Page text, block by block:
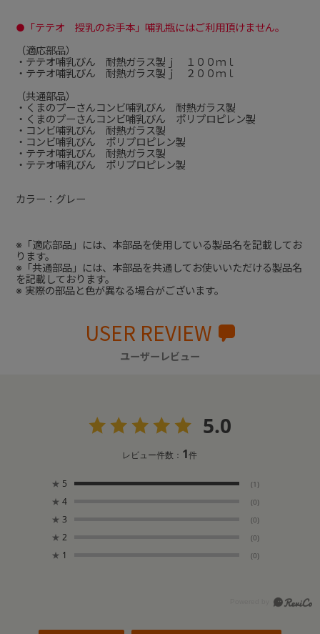
●「テテオ 授乳のお手本」哺乳瓶にはご利用頂けません。
（適応部品）
・テテオ哺乳びん 耐熱ガラス製ｊ １００ｍｌ
・テテオ哺乳びん 耐熱ガラス製ｊ ２００ｍｌ
（共通部品）
・くまのプーさんコンビ哺乳びん 耐熱ガラス製
・くまのプーさんコンビ哺乳びん ポリプロピレン製
・コンビ哺乳びん 耐熱ガラス製
・コンビ哺乳びん ポリプロピレン製
・テテオ哺乳びん 耐熱ガラス製
・テテオ哺乳びん ポリプロピレン製
カラー：グレー
※「適応部品」には、本部品を使用している製品名を記載してお
ります。
※「共通部品」には、本部品を共通してお使いいただける製品名
を記載しております。
※ 実際の部品と色が異なる場合がございます。
USER REVIEW
ユーザーレビュー
5.0
レビュー件数： 1件
★ 5 (1)
★ 4 (0)
★ 3 (0)
★ 2 (0)
★ 1 (0)